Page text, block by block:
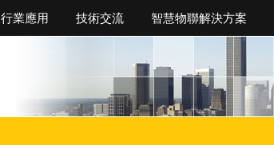
行業應用 技術交流 智慧物聯解決方案